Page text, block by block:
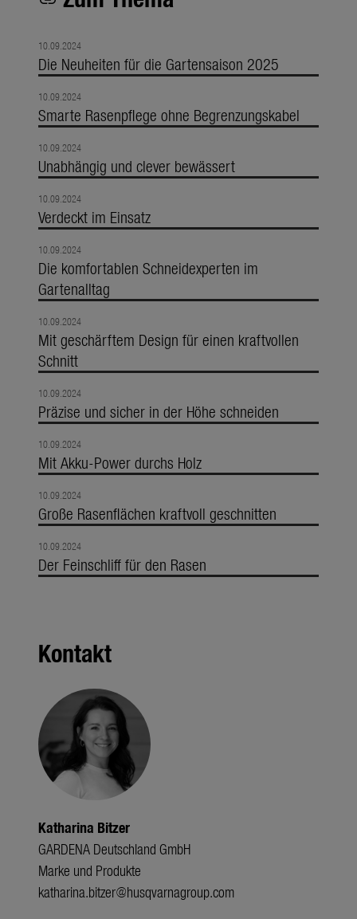
10.09.2024
Die Neuheiten für die Gartensaison 2025
10.09.2024
Smarte Rasenpflege ohne Begrenzungskabel
10.09.2024
Unabhängig und clever bewässert
10.09.2024
Verdeckt im Einsatz
10.09.2024
Die komfortablen Schneidexperten im
Gartenalltag
10.09.2024
Mit geschärftem Design für einen kraftvollen
Schnitt
10.09.2024
Präzise und sicher in der Höhe schneiden
10.09.2024
Mit Akku-Power durchs Holz
10.09.2024
Große Rasenflächen kraftvoll geschnitten
10.09.2024
Der Feinschliff für den Rasen
Kontakt
Katharina Bitzer
GARDENA Deutschland GmbH
Marke und Produkte
katharina.bitzer@husqvarnagroup.com